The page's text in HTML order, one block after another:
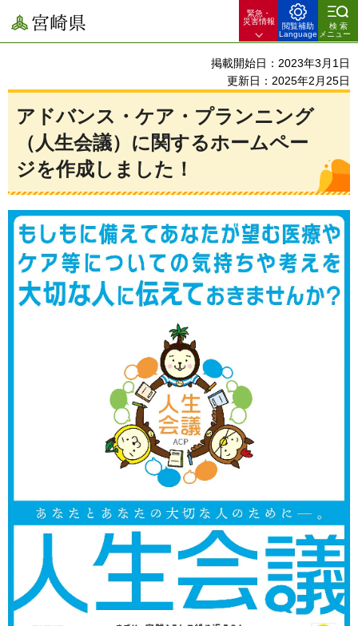
宮崎県
緊急・
災害情報
閲覧補助
Language
検索
メニュー
掲載開始日：2023年3月1日
更新日：2025年2月25日
アドバンス・ケア・プランニング
（人生会議）に関するホームペー
ジを作成しました！